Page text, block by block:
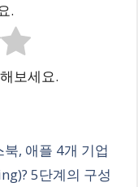
.
보세요.
북, 애플 4개 기업
5단계의 구성